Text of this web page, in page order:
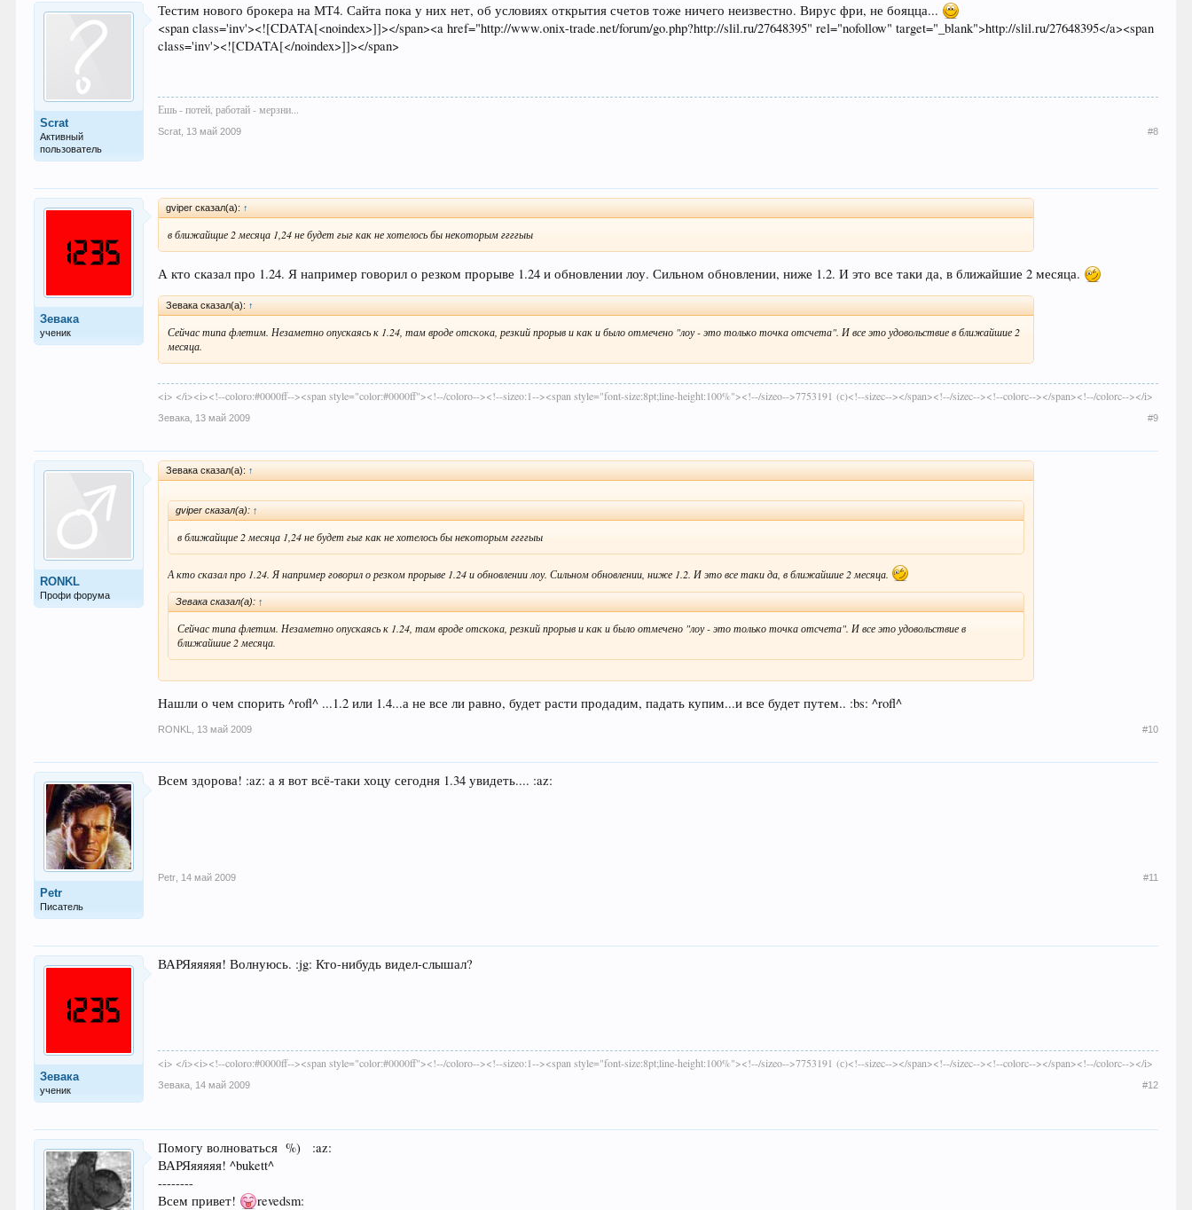
Scrat
Активный
пользователь
Тестим нового брокера на МТ4. Сайта пока у них нет, об условиях открытия счетов тоже ничего неизвестно. Вирус фри, не бояцца...
<span class='inv'><![CDATA[<noindex>]]></span><a href="http://www.onix-trade.net/forum/go.php?http://slil.ru/27648395" rel="nofollow" target="_blank">http://slil.ru/27648395</a><span
class='inv'><![CDATA[</noindex>]]></span>
Ешь - потей, работай - мерзни...
Scrat 13 май 2009 #8
Зевака
ученик
gviper сказал(а): ↑
в ближайщие 2 месяца 1,24 не будет гыг как не хотелось бы некоторым ггггыы
А кто сказал про 1.24. Я например говорил о резком прорыве 1.24 и обновлении лоу. Сильном обновлении, ниже 1.2. И это все таки да, в ближайшие 2 месяца.
Зевака сказал(а): ↑
Сейчас типа флетим. Незаметно опускаясь к 1.24, там вроде отскока, резкий прорыв и как и было отмечено "лоу - это только точка отсчета". И все это удовольствие в ближайшие 2
месяца.
<i> </i><i><!--coloro:#0000ff--><span style="color:#0000ff"><!--/coloro--><!--sizeo:1--><span style="font-size:8pt;line-height:100%"><!--/sizeo-->7753191 (с)<!--sizec--></span><!--/sizec--><!--colorc--></span><!--/colorc--></i>
Зевака 13 май 2009 #9
RONKL
Профи форума
Зевака сказал(а): ↑
gviper сказал(а): ↑
в ближайщие 2 месяца 1,24 не будет гыг как не хотелось бы некоторым ггггыы
А кто сказал про 1.24. Я например говорил о резком прорыве 1.24 и обновлении лоу. Сильном обновлении, ниже 1.2. И это все таки да, в ближайшие 2 месяца.
Зевака сказал(а): ↑
Сейчас типа флетим. Незаметно опускаясь к 1.24, там вроде отскока, резкий прорыв и как и было отмечено "лоу - это только точка отсчета". И все это удовольствие в
ближайшие 2 месяца.
Нашли о чем спорить ^rofl^ ...1.2 или 1.4...а не все ли равно, будет расти продадим, падать купим...и все будет путем.. :bs: ^rofl^
RONKL 13 май 2009 #10
Petr
Писатель
Всем здорова! :az: а я вот всё-таки хоцу сегодня 1.34 увидеть.... :az:
Petr 14 май 2009 #11
Зевака
ученик
ВАРЯяяяяя! Волнуюсь. :jg: Кто-нибудь видел-слышал?
<i> </i><i><!--coloro:#0000ff--><span style="color:#0000ff"><!--/coloro--><!--sizeo:1--><span style="font-size:8pt;line-height:100%"><!--/sizeo-->7753191 (с)<!--sizec--></span><!--/sizec--><!--colorc--></span><!--/colorc--></i>
Зевака 14 май 2009 #12
Помогу волноваться %) :az:
ВАРЯяяяяя! ^bukett^
--------
Всем привет!
revedsm: